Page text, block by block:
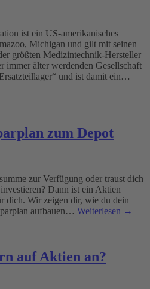
ist ein US-amerikanisches
Michigan und gilt mit seinen
größten Medizintechnik-Hersteller
immer älter werdenden Gesellschaft
und ist damit ein…
zum Depot
zur Verfügung oder traust dich
Dann ist ein Aktien
dich. Wir zeigen dir, wie du dein
aufbauen… Weiterlesen →
auf Aktien an?